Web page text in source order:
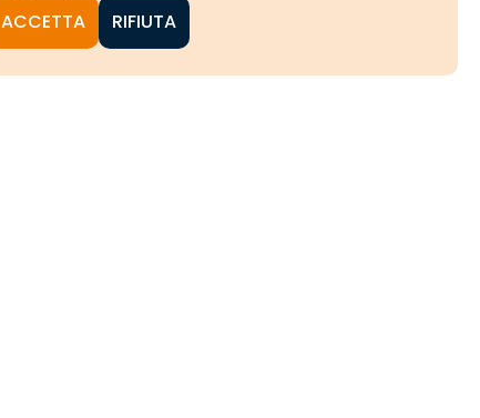
ACCETTA RIFIUTA